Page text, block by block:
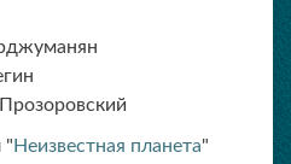
" Неизвестная планета"